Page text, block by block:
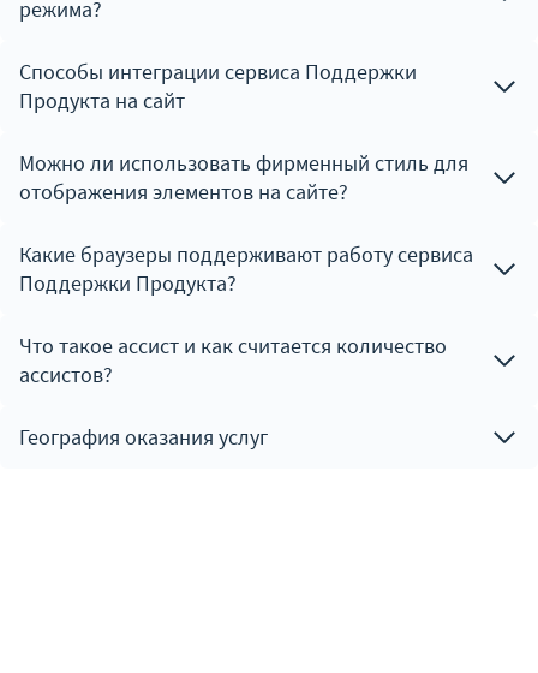
режима?
Способы интеграции сервиса Поддержки
Продукта на сайт
Можно ли использовать фирменный стиль для
отображения элементов на сайте?
Какие браузеры поддерживают работу сервиса
Поддержки Продукта?
Что такое ассист и как считается количество
ассистов?
География оказания услуг